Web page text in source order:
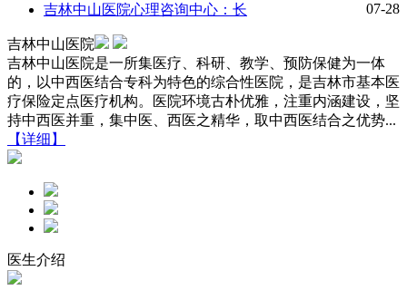
吉林中山医院心理咨询中心：长
07-28
吉林中山医院
吉林中山医院是一所集医疗、科研、教学、预防保健为一体
的，以中西医结合专科为特色的综合性医院，是吉林市基本医
疗保险定点医疗机构。医院环境古朴优雅，注重内涵建设，坚
持中西医并重，集中医、西医之精华，取中西医结合之优势...
【详细】
医生介绍